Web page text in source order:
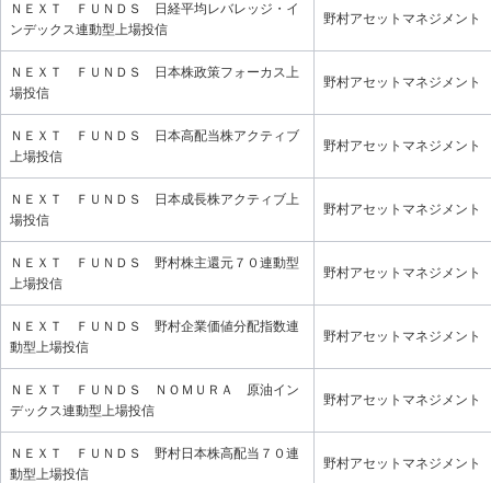
ＮＥＸＴ ＦＵＮＤＳ 日経平均レバレッジ・イ
ンデックス連動型上場投信
野村アセットマネジメント
ＮＥＸＴ ＦＵＮＤＳ 日本株政策フォーカス上
場投信
野村アセットマネジメント
ＮＥＸＴ ＦＵＮＤＳ 日本高配当株アクティブ
上場投信
野村アセットマネジメント
ＮＥＸＴ ＦＵＮＤＳ 日本成長株アクティブ上
場投信
野村アセットマネジメント
ＮＥＸＴ ＦＵＮＤＳ 野村株主還元７０連動型
上場投信
野村アセットマネジメント
ＮＥＸＴ ＦＵＮＤＳ 野村企業価値分配指数連
動型上場投信
野村アセットマネジメント
ＮＥＸＴ ＦＵＮＤＳ ＮＯＭＵＲＡ 原油イン
デックス連動型上場投信
野村アセットマネジメント
ＮＥＸＴ ＦＵＮＤＳ 野村日本株高配当７０連
動型上場投信
野村アセットマネジメント